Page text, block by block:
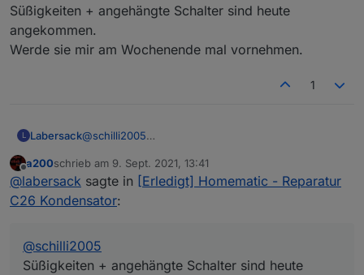
Süßigkeiten + angehängte Schalter sind heute
angekommen.
Werde sie mir am Wochenende mal vornehmen.
1
L Labersack@schilli2005
angekommen.
Werde sie mir am Wochenende mal vornehmen.
Offline
a200schrieb am 9. Sept. 2021, 13:41
zuletzt editiert von
@labersack sagte in [Erledigt] Homematic - Reparatur
C26 Kondensator:
@schilli2005
Süßigkeiten + angehängte Schalter sind heute